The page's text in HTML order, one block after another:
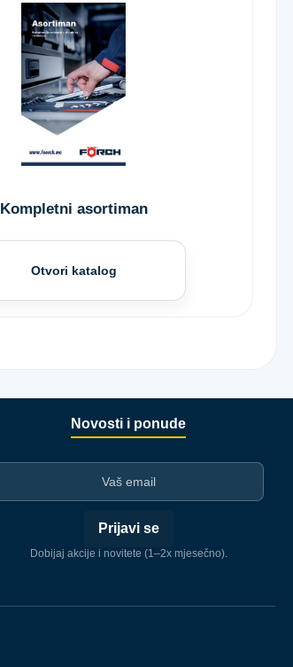
Kompletni asortiman
Otvori katalog
Novosti i ponude
Prijavi se
Dobijaj akcije i novitete (1–2x mjesečno).